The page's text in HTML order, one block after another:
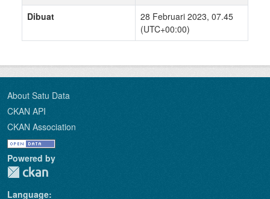
Dibuat
28 Februari 2023, 07.45
(UTC+00:00)
About Satu Data
CKAN API
CKAN Association
Powered by
Language